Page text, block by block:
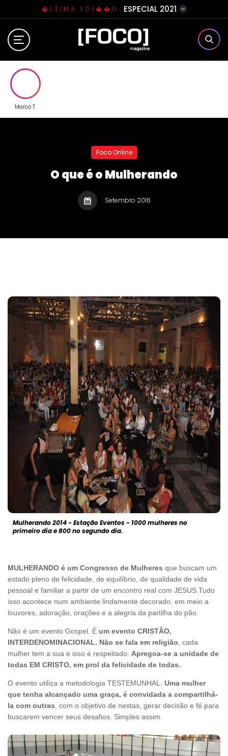
�LTIMA EDI��O ESPECIAL 2021
Home
Contato
Marco T.
Foco Online
O que é o Mulherando
Setembro 2016
Mulherando 2014 - Estação Eventos - 1000 mulheres no
primeiro dia e 800 no segundo dia.
MULHERANDO é um Congresso de Mulheres que buscam um
estado pleno de felicidade, de equilíbrio, de qualidade de vida
pessoal e familiar a partir de um encontro real com JESUS.Tudo
isso acontece num ambiente lindamente decorado, em meio a
louvores, adoração, orações e a alegria da partilha do pão.
Não é um evento Gospel. É um evento CRISTÃO,
INTERDENOMINACIONAL. Não se fala em religião , cada
mulher tem a sua e isso é respeitado. Apregoa-se a unidade de
todas EM CRISTO, em prol da felicidade de todas.
O evento utiliza a metodologia TESTEMUNHAL. Uma mulher
que tenha alcançado uma graça, é convidada a compartilhá-
la com outras , com o objetivo de nestas, gerar decisão e fé para
buscarem vencer seus desafios. Simples assim.